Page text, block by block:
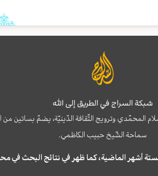
شبكة السراج في الطريق إلى الله
المحمّدي وترويج الثّقافة الدّينيّة، يضمّ
سماحة الشّيخ حبيب الكاظمي.